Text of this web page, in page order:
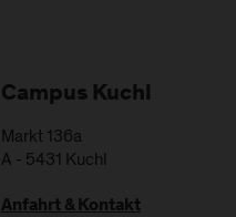
Campus Kuchl
Markt 136a
A - 5431 Kuchl
Anfahrt & Kontakt